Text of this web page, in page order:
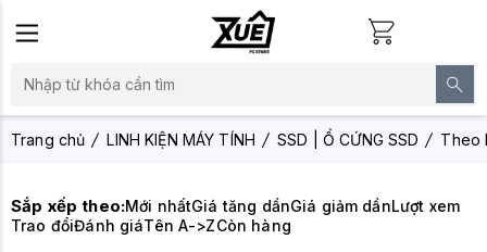
Trang chủ LINH KIỆN MÁY TÍNH SSD | Ổ CỨNG SSD Theo
Sắp xếp theo:Mới nhấtGiá tăng dầnGiá giảm dầnLượt xem
Trao đổiĐánh giáTên A->ZCòn hàng